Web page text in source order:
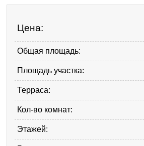
Цена:
Общая площадь:
Площадь участка:
Терраса:
Кол-во комнат:
Этажей: